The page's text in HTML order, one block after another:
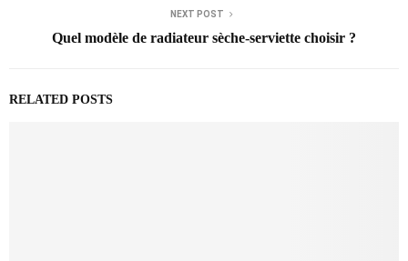
NEXT POST
Quel modèle de radiateur sèche-serviette choisir ?
RELATED POSTS